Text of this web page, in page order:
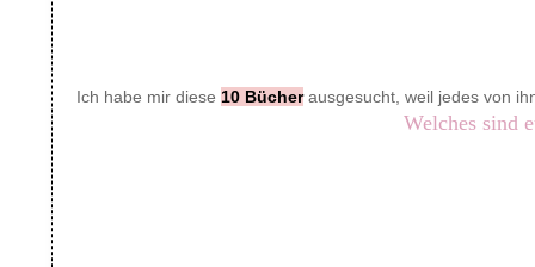
Ich habe mir diese 10 Bücherausgesucht, weil jedes von
Welches sind